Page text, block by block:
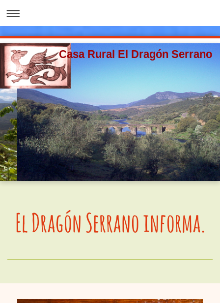
Casa Rural El Dragón Serrano
El Dragón Serrano informa.